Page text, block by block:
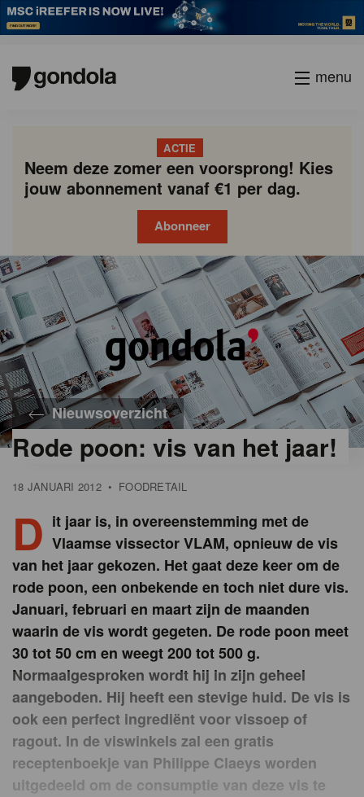
menu
ACTIE
Neem deze zomer een voorsprong! Kies
jouw abonnement vanaf €1 per dag.
Abonneer
Nieuwsoverzicht
Rode poon: vis van het jaar!
18 JANUARI 2012 • FOODRETAIL
D it jaar is, in overeenstemming met de
Vlaamse vissector VLAM, opnieuw de vis
van het jaar gekozen. Het gaat deze keer om de
rode poon, een onbekende en toch niet dure vis.
Januari, februari en maart zijn de maanden
waarin de vis wordt gegeten. De rode poon meet
30 tot 50 cm en weegt 200 tot 500 g.
Normaalgesproken wordt hij in zijn geheel
aangeboden. Hij heeft een stevige huid. De vis is
ook een perfect ingrediënt voor vissoep of
ragout. In de viswinkels zal een gratis
receptenboekje van Philippe Claeys worden
uitgedeeld om de consumptie van deze vis te
Gondola
academy
Gondola
society